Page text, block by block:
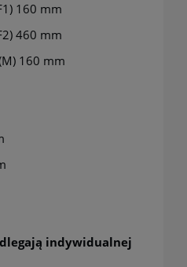
160 mm
460 mm
160 mm
indywidualnej